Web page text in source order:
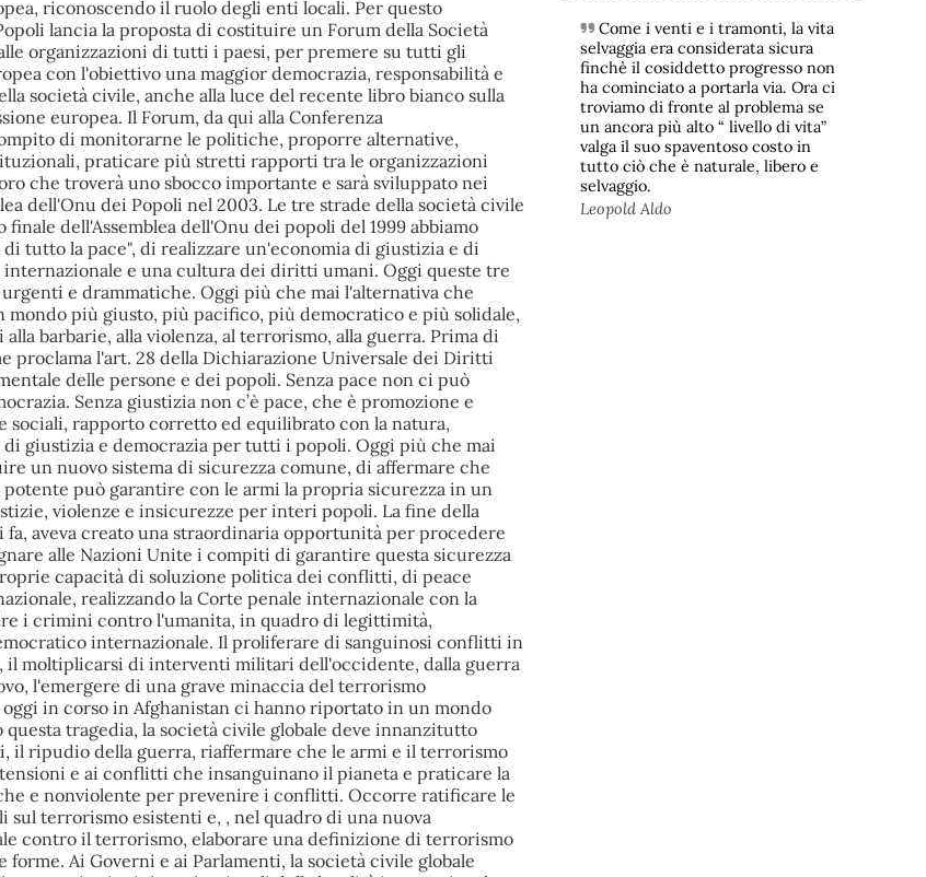
@peacelink - 6/8/2026 21:45
borsaitaliana.it/borsa/notizie
Si sta ragionando su un piano B per
Taranto dopo la chiusura dell’area a
caldo dell’ILVA?
#ILVA #Taranto
@peacelink - 6/8/2026 21:41
cronachetarantine.it/index.php
il Governo ha manifestato l’intenzione
Come i venti e i tramonti, la vita
selvaggia era considerata sicura
finchè il cosiddetto progresso non
ha cominciato a portarla via. Ora ci
troviamo di fronte al problema se
un ancora più alto “ livello di vita”
valga il suo spaventoso costo in
tutto ciò che è naturale, libero e
selvaggio.
Leopold Aldo